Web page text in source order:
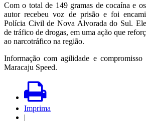
Com o total de 149 gramas de cocaína e
autor recebeu voz de prisão e foi
Polícia Civil de Nova Alvorada do Sul.
de tráfico de drogas, em uma ação que
ao narcotráfico na região.
Informação com agilidade e
Maracaju Speed.
Imprima
|